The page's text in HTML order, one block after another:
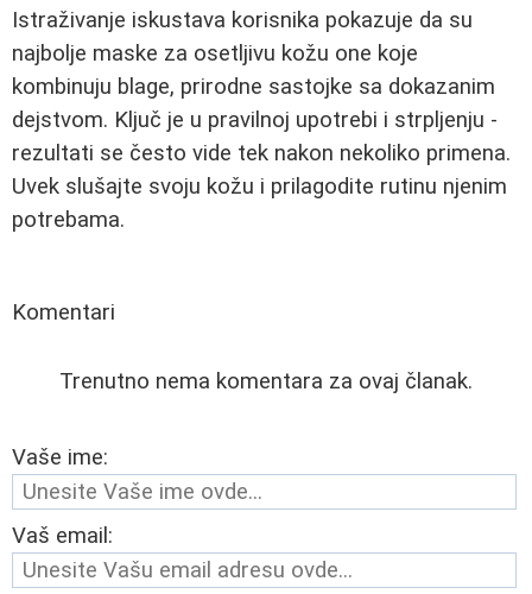
Istraživanje iskustava korisnika pokazuje da su
najbolje maske za osetljivu kožu one koje
kombinuju blage, prirodne sastojke sa dokazanim
dejstvom. Ključ je u pravilnoj upotrebi i strpljenju -
rezultati se često vide tek nakon nekoliko primena.
Uvek slušajte svoju kožu i prilagodite rutinu njenim
potrebama.
Komentari
Trenutno nema komentara za ovaj članak.
Vaše ime:
Vaš email: